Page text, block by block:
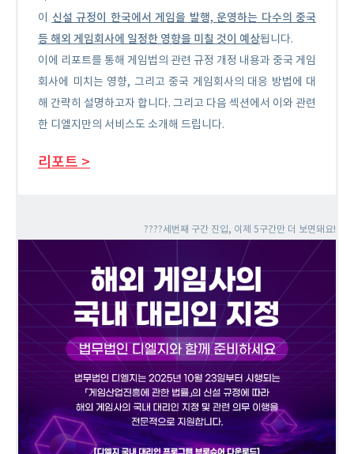
이 신설 규정이 한국에서 게임을 발행, 운영하는 다수의 중국
등 해외 게임회사에 일정한 영향을 미칠 것이 예상됩니다.
이에 리포트를 통해 게임법의 관련 규정 개정 내용과 중국 게임
회사에 미치는 영향, 그리고 중국 게임회사의 대응 방법에 대
해 간략히 설명하고자 합니다. 그리고 다음 섹션에서 이와 관련
한 디엘지만의 서비스도 소개해 드립니다.
리포트 >
????세번째 구간 진입, 이제 5구간만 더 보면돼요!